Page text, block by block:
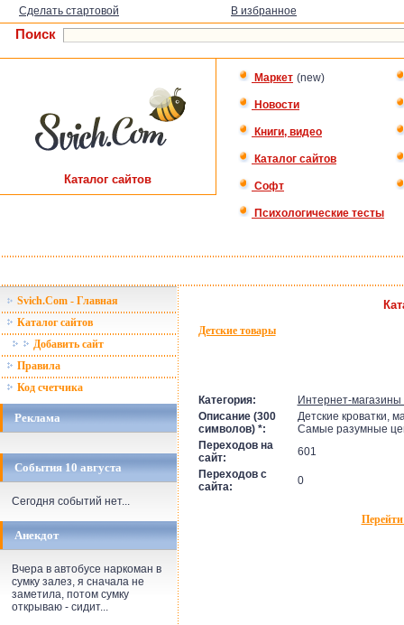
Сделать стартовой В избранное
Поиск
Каталог сайтов
Маркет (new)
Новости
Книги, видео
Каталог сайтов
Софт
Психологические тесты
Svich.Com - Главная
Каталог сайтов
Добавить сайт
Правила
Код счетчика
Реклама
События 10 августа
Сегодня событий нет...
Анекдот
Вчера в автобусе наркоман в
сумку залез, я сначала не
заметила, потом сумку
открываю - сидит...
Детские товары
Категория:
Интернет-магазины
Описание (300
символов) *:
Детские кроватки,
Самые разумные
Переходов на
сайт:
601
Переходов с
сайта:
0